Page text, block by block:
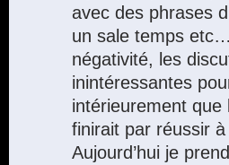
avec des phrases
un sale temps
négativité, les
inintéressantes
intérieurement que
finirait par réussir
Aujourd’hui je